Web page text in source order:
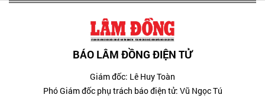
BÁO LÂM ĐỒNG ĐIỆN TỬ
Giám đốc: Lê Huy Toàn
Phó Giám đốc phụ trách báo điện tử: Vũ Ngọc Tú